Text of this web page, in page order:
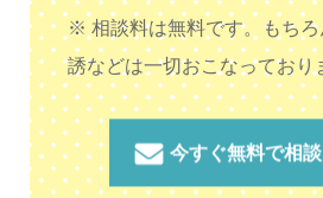
※ 相談料は無料です。もちろ
誘などは一切おこなっており
今すぐ無料で相